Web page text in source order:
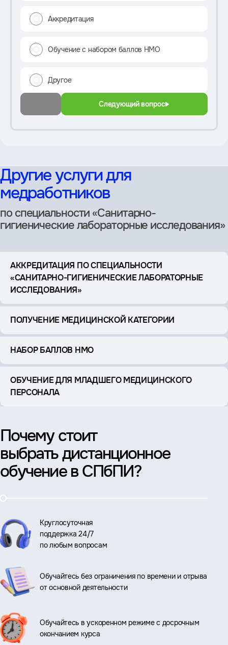
Аккредитация
Обучение с набором баллов НМО
Другое
Следующий вопрос
Другие услуги для
медработников
по специальности «Санитарно-
гигиенические лабораторные исследования»
АККРЕДИТАЦИЯ ПО СПЕЦИАЛЬНОСТИ
«САНИТАРНО-ГИГИЕНИЧЕСКИЕ ЛАБОРАТОРНЫЕ
ИССЛЕДОВАНИЯ»
ПОЛУЧЕНИЕ МЕДИЦИНСКОЙ КАТЕГОРИИ
НАБОР БАЛЛОВ НМО
ОБУЧЕНИЕ ДЛЯ МЛАДШЕГО МЕДИЦИНСКОГО
ПЕРСОНАЛА
Почему стоит
выбрать дистанционное
обучение в СПбПИ?
Круглосуточная
поддержка 24/7
по любым вопросам
Обучайтесь без ограничения по времени и отрыва
от основной деятельности
Обучайтесь в ускоренном режиме с досрочным
окончанием курса